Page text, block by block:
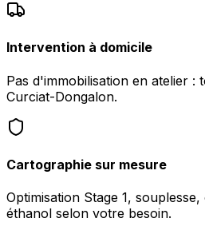
Intervention à domicile
Pas d'immobilisation en atelier :
Curciat-Dongalon.
Cartographie sur mesure
Optimisation Stage 1,
éthanol selon votre besoin.